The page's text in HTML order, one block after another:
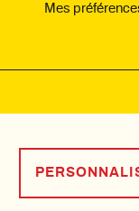
Mes